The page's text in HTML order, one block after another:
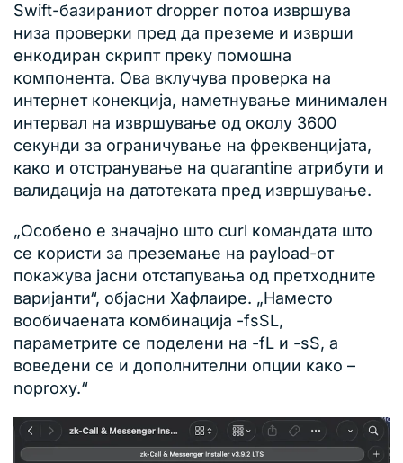
Swift-базираниот dropper потоа извршува
низа проверки пред да преземе и изврши
енкодиран скрипт преку помошна
компонента. Ова вклучува проверка на
интернет конекција, наметнување минимален
интервал на извршување од околу 3600
секунди за ограничување на фреквенцијата,
како и отстранување на quarantine атрибути и
валидација на датотеката пред извршување.
„Особено е значајно што curl командата што
се користи за преземање на payload-от
покажува јасни отстапувања од претходните
варијанти“, објасни Хафлаире. „Наместо
вообичаената комбинација -fsSL,
параметрите се поделени на -fL и -sS, а
воведени се и дополнителни опции како –
noproxy.“